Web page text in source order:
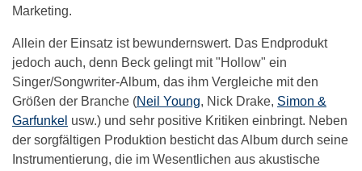
Marketing.
Allein der Einsatz ist bewundernswert. Das Endprodukt
jedoch auch, denn Beck gelingt mit "Hollow" ein
Singer/Songwriter-Album, das ihm Vergleiche mit den
Größen der Branche (Neil Young, Nick Drake, Simon &
Garfunkel usw.) und sehr positive Kritiken einbringt. Neben
der sorgfältigen Produktion besticht das Album durch seine
Instrumentierung, die im Wesentlichen aus akustische